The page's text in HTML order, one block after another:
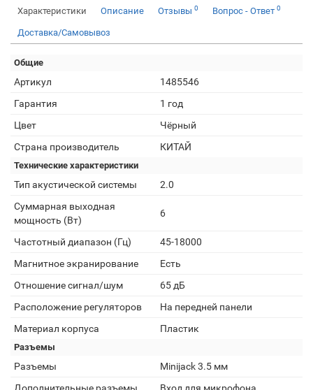
Характеристики Описание Отзывы 0 Вопрос - Ответ 0
Доставка/Самовывоз
Общие
Артикул
1485546
Гарантия
1 год
Цвет
Чёрный
Страна производитель
КИТАЙ
Технические характеристики
Тип акустической системы
2.0
Суммарная выходная
мощность (Вт)
6
Частотный диапазон (Гц)
45-18000
Магнитное экранирование
Есть
Отношение сигнал/шум
65 дБ
Расположение регуляторов
На передней панели
Материал корпуса
Пластик
Разъемы
Разъемы
Minijack 3.5 мм